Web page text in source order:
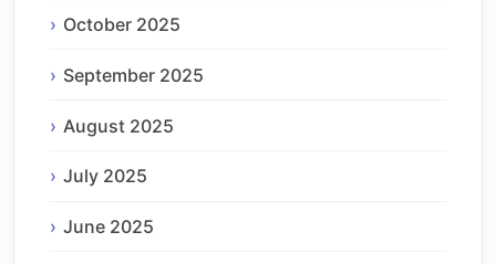
October 2025
September 2025
August 2025
July 2025
June 2025